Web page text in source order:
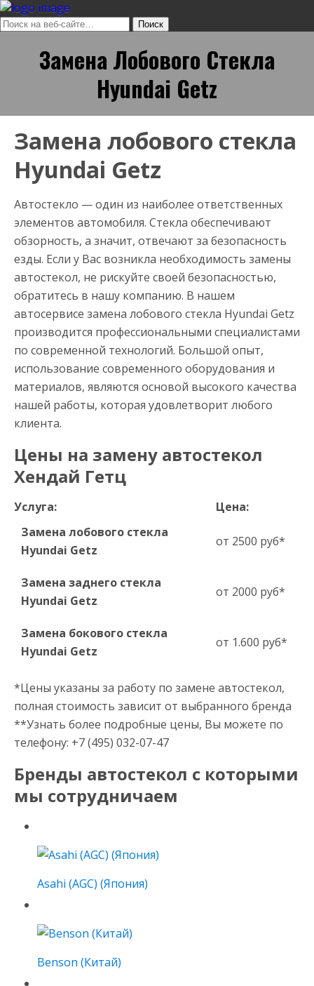
Замена Лобового Стекла
Hyundai Getz
Замена лобового стекла
Hyundai Getz
Автостекло — один из наиболее ответственных
элементов автомобиля. Стекла обеспечивают
обзорность, а значит, отвечают за безопасность
езды. Если у Вас возникла необходимость замены
автостекол, не рискуйте своей безопасностью,
обратитесь в нашу компанию. В нашем
автосервисе замена лобового стекла Hyundai Getz
производится профессиональными специалистами
по современной технологий. Большой опыт,
использование современного оборудования и
материалов, являются основой высокого качества
нашей работы, которая удовлетворит любого
клиента.
Цены на замену автостекол
Хендай Гетц
Услуга:
Цена:
Замена лобового стекла
Hyundai Getz
от 2500 руб*
Замена заднего стекла
Hyundai Getz
от 2000 руб*
Замена бокового стекла
Hyundai Getz
от 1.600 руб*
*Цены указаны за работу по замене автостекол,
полная стоимость зависит от выбранного бренда
**Узнать более подробные цены, Вы можете по
телефону: +7 (495) 032-07-47
Бренды автостекол с которыми
мы сотрудничаем
Asahi (AGC) (Япония)
Benson (Китай)